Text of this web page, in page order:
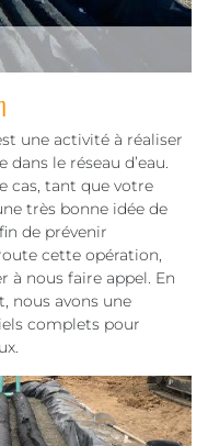
une activité à réaliser
le réseau d’eau.
cas, tant que votre
très bonne idée de
de prévenir
cette opération,
à nous faire appel. En
nous avons une
complets pour